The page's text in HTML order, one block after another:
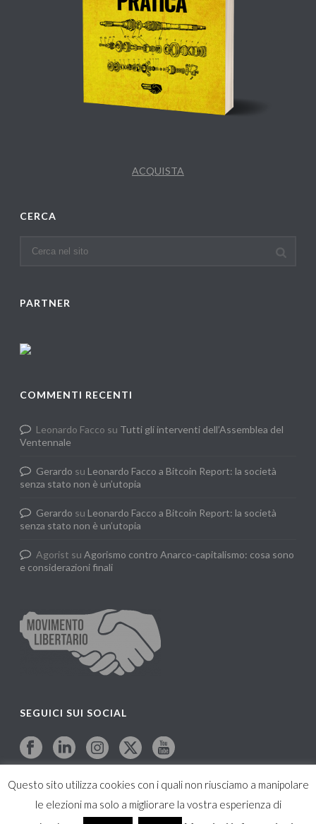
ACQUISTA
CERCA
PARTNER
COMMENTI RECENTI
Leonardo Facco su Tutti gli interventi dell’Assemblea del
Ventennale
Gerardo su Leonardo Facco a Bitcoin Report: la società
senza stato non è un’utopia
Gerardo su Leonardo Facco a Bitcoin Report: la società
senza stato non è un’utopia
Agorist suAgorismo contro Anarco-capitalismo: cosa sono
e considerazioni finali
SEGUICI SUI SOCIAL
Questo sito utilizza cookies con i quali non riusciamo a manipolare
le elezioni ma solo a migliorare la vostra esperienza di